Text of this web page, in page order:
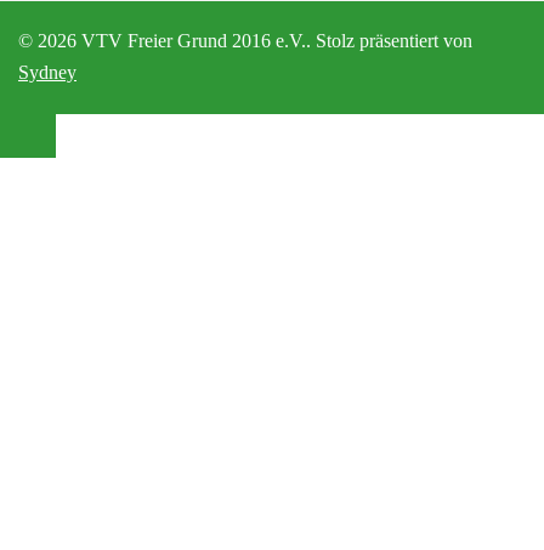
© 2026 VTV Freier Grund 2016 e.V.. Stolz präsentiert von
Sydney